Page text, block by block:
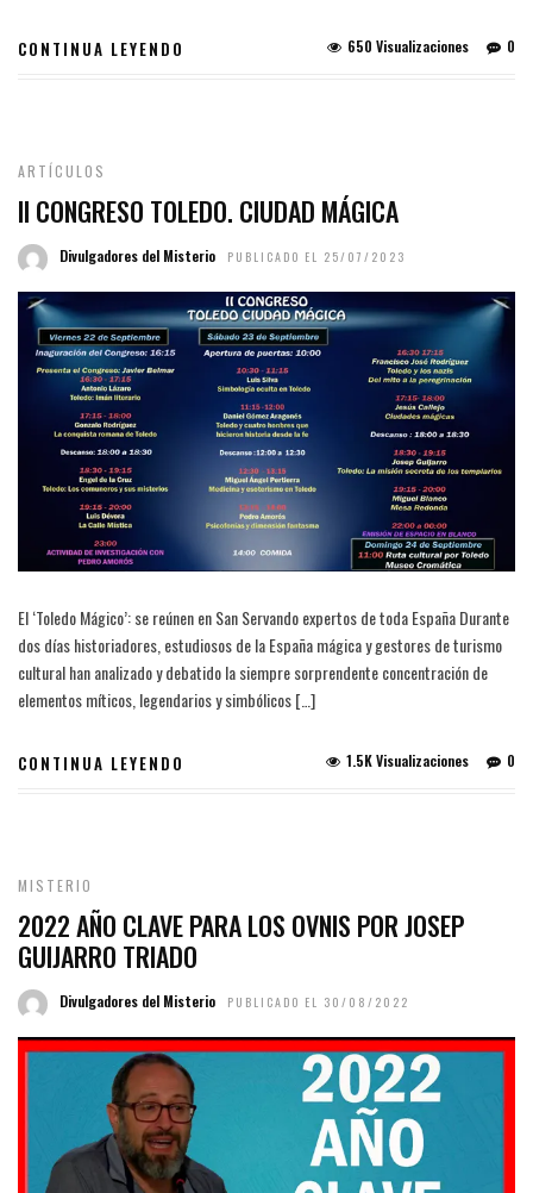
CONTINUA LEYENDO 0
650 Visualizaciones
ARTÍCULOS
II CONGRESO TOLEDO. CIUDAD MÁGICA
Divulgadores del Misterio PUBLICADO EL 25/07/2023
El ‘Toledo Mágico’: se reúnen en San Servando expertos de toda España Durante
dos días historiadores, estudiosos de la España mágica y gestores de turismo
cultural han analizado y debatido la siempre sorprendente concentración de
elementos míticos, legendarios y simbólicos […]
CONTINUA LEYENDO 0
1.5K Visualizaciones
MISTERIO
2022 AÑO CLAVE PARA LOS OVNIS POR JOSEP
GUIJARRO TRIADO
Divulgadores del Misterio PUBLICADO EL 30/08/2022